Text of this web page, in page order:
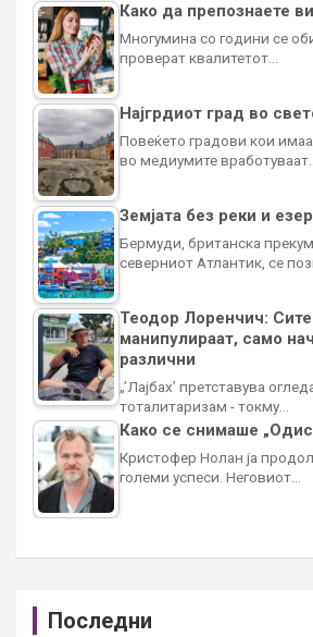
Како да препознаете
Многумина со години се
проверат квалитетот…
Најгрдиот град во
Повеќето градови кои
во медиумите вработуваат…
Земјата без реки и
Бермуди, британска
северниот Атлантик, се
Теодор Лоренчич:
манипулираат, само
различни
„’Лајбах’ претставува
тоталитаризам - токму…
Како се снимаше
Кристофер Нолан ја
големи успеси. Неговиот…
Последни